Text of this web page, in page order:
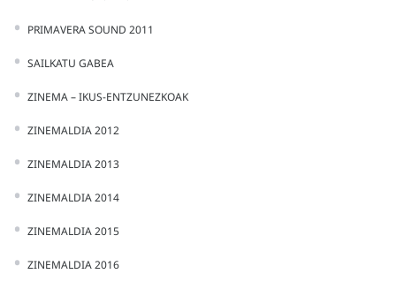
PRIMAVERA SOUND 2011
SAILKATU GABEA
ZINEMA – IKUS-ENTZUNEZKOAK
ZINEMALDIA 2012
ZINEMALDIA 2013
ZINEMALDIA 2014
ZINEMALDIA 2015
ZINEMALDIA 2016